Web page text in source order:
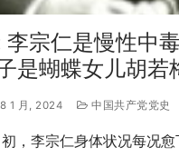
李宗仁是慢性中
是蝴蝶女儿胡若
1 月, 2024 中国共产党党史
，李宗仁身体状况每况